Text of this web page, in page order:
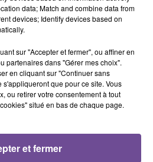
VOUS
data; Match and combine data from
devices; Identify devices based on
sur "Accepter et fermer", ou affiner en
partenaires dans "Gérer mes choix".
en cliquant sur "Continuer sans
s'appliqueront que pour ce site. Vous
ou retirer votre consentement à tout
situé en bas de chaque page.
et fermer